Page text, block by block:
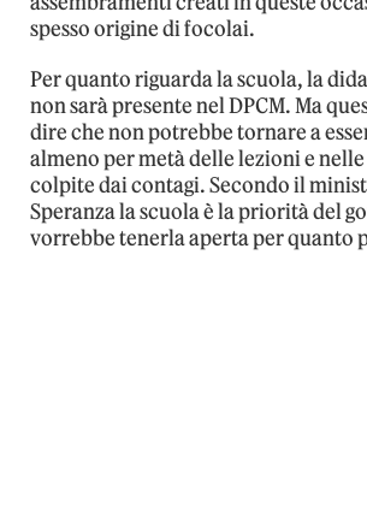
spesso origine di focolai.
Per quanto riguarda la scuola, la
non sarà presente nel DPCM. Ma
dire che non potrebbe tornare a
almeno per metà delle lezioni e
colpite dai contagi. Secondo il
Speranza la scuola è la priorità del
vorrebbe tenerla aperta per quanto